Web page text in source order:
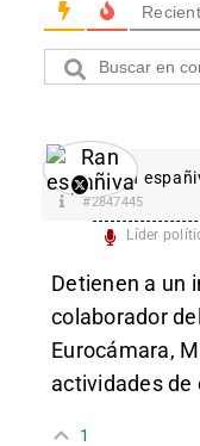
Ran
#2847445
Líder
Detienen a un
colaborador
Eurocámara,
actividades de
1